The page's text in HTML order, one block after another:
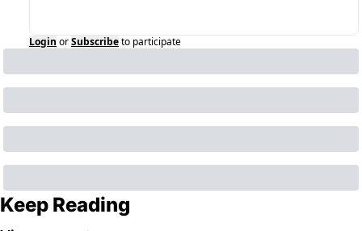
Login orSubscribeto participate
Keep Reading